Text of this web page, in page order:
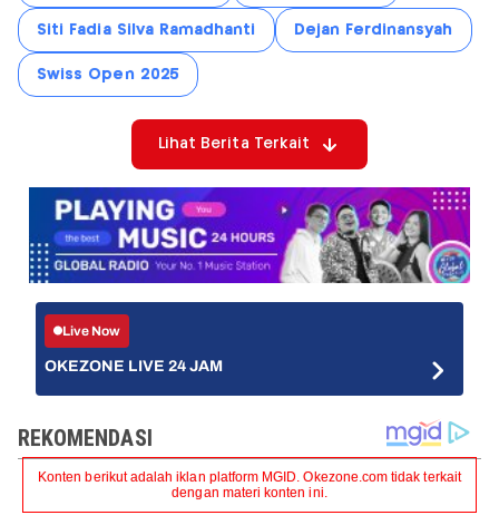
Siti Fadia Silva Ramadhanti Dejan Ferdinansyah
Swiss Open 2025
Lihat Berita Terkait
Live Now
OKEZONE LIVE 24 JAM